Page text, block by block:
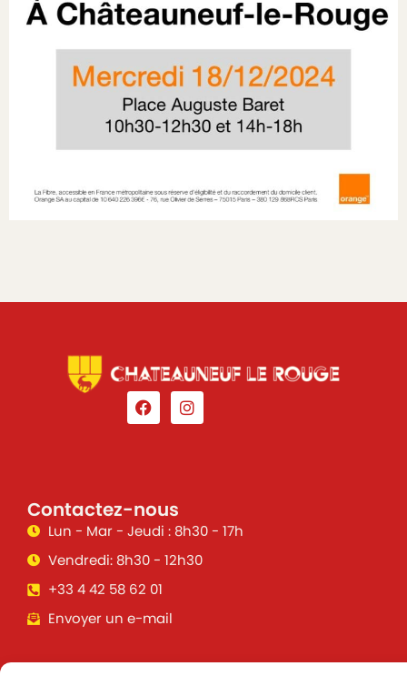
Contactez-nous
Lun - Mar - Jeudi : 8h30 - 17h
Vendredi: 8h30 - 12h30
+33 4 42 58 62 01
Envoyer un e-mail